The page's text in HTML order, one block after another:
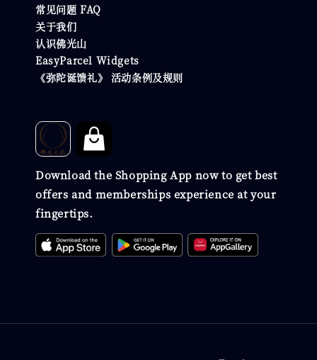
常见问题 FAQ
关于我们
认识佛光山
EasyParcel Widgets
《弥陀诞馈礼》 活动条例及规则
Download the Shopping App now to get best
offers and memberships experience at your
fingertips.